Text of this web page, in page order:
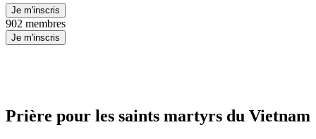
Je m'inscris
902 membres
Je m'inscris
Prière pour les saints martyrs du Vietnam